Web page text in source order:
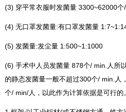
(3) 穿平常衣服时发菌量 3300~62000个
(4) 无口罩发菌量:有口罩发菌量
(5) 发菌量:发尘量 1:500~1:1000
(6) 手术中人员发菌量 878个/ min.人所
的静态发菌量一般不超过300个/ min.人
个/ min/人，以此作为计算依据是可行的。